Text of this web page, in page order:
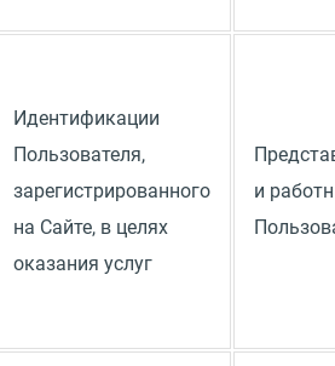
Идентификации
Пользователя,
зарегистрированного
на Сайте, в целях
оказания услуг
и